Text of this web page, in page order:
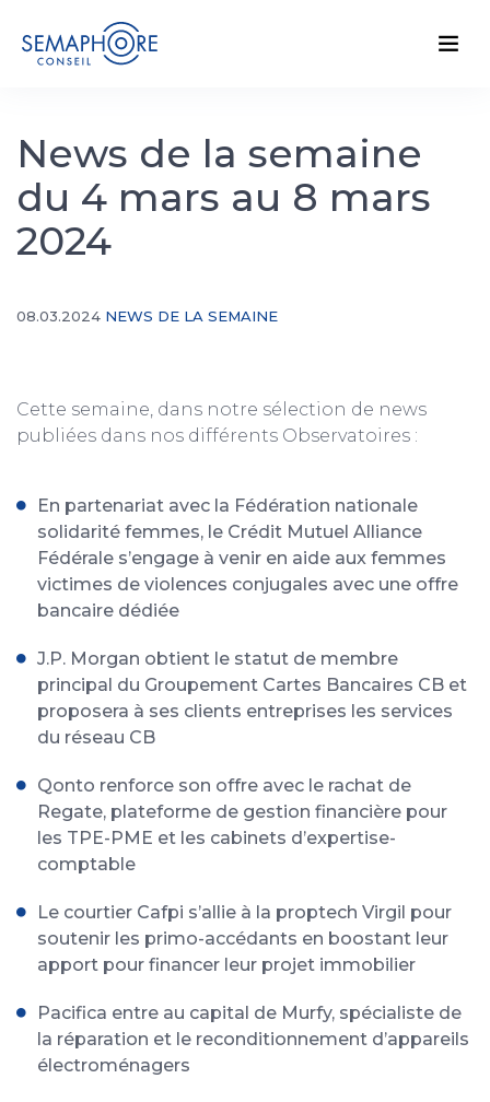
News de la semaine
du 4 mars au 8 mars
2024
08.03.2024 NEWS DE LA SEMAINE
Cette semaine, dans notre sélection de news
publiées dans nos différents Observatoires :
En partenariat avec la Fédération nationale
solidarité femmes, le Crédit Mutuel Alliance
Fédérale s’engage à venir en aide aux femmes
victimes de violences conjugales avec une offre
bancaire dédiée
J.P. Morgan obtient le statut de membre
principal du Groupement Cartes Bancaires CB et
proposera à ses clients entreprises les services
du réseau CB
Qonto renforce son offre avec le rachat de
Regate, plateforme de gestion financière pour
les TPE-PME et les cabinets d’expertise-
comptable
Le courtier Cafpi s’allie à la proptech Virgil pour
soutenir les primo-accédants en boostant leur
apport pour financer leur projet immobilier
Pacifica entre au capital de Murfy, spécialiste de
la réparation et le reconditionnement d’appareils
électroménagers